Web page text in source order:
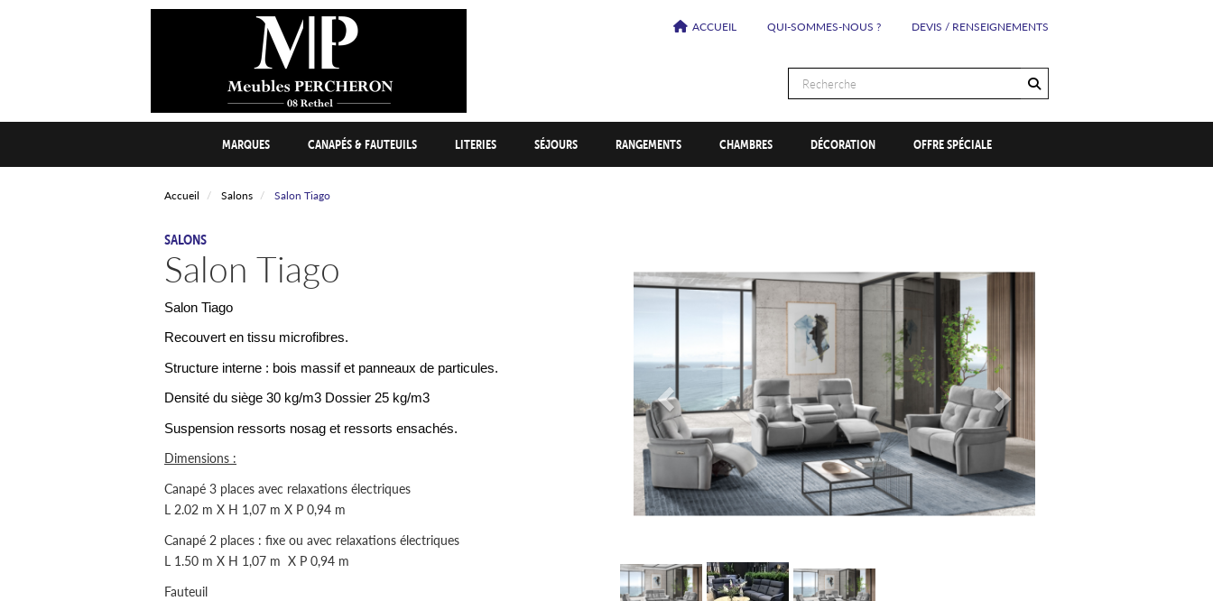
Menu
ACCUEIL QUI-SOMMES-NOUS ? DEVIS / RENSEIGNEMENTS
MARQUES CANAPÉS & FAUTEUILS LITERIES SÉJOURS RANGEMENTS CHAMBRES DÉCORATION OFFRE SPÉCIALE
Accueil Salons Salon Tiago
CATÉGORIE
SALONS
Salon Tiago
Salon Tiago
Recouvert en tissu microfibres.
Structure interne : bois massif et panneaux de particules.
Densité du siège 30 kg/m3 Dossier 25 kg/m3
Suspension ressorts nosag et ressorts ensachés.
Dimensions :
Canapé 3 places avec relaxations électriques
L 2.02 m X H 1,07 m X P 0,94 m
Canapé 2 places : fixe ou avec relaxations électriques
L 1.50 m X H 1,07 m X P 0,94 m
Fauteuil
Galerie